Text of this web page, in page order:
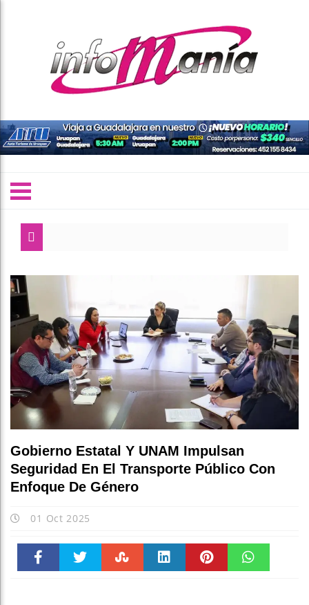
Gobierno Estatal Y UNAM Impulsan
Seguridad En El Transporte Público Con
Enfoque De Género
01 Oct 2025